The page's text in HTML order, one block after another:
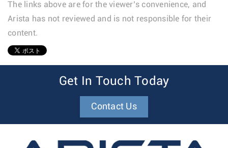
The links above are for the viewer’s convenience, and
Arista has not reviewed and is not responsible for their
content.
Get In Touch Today
Contact Us